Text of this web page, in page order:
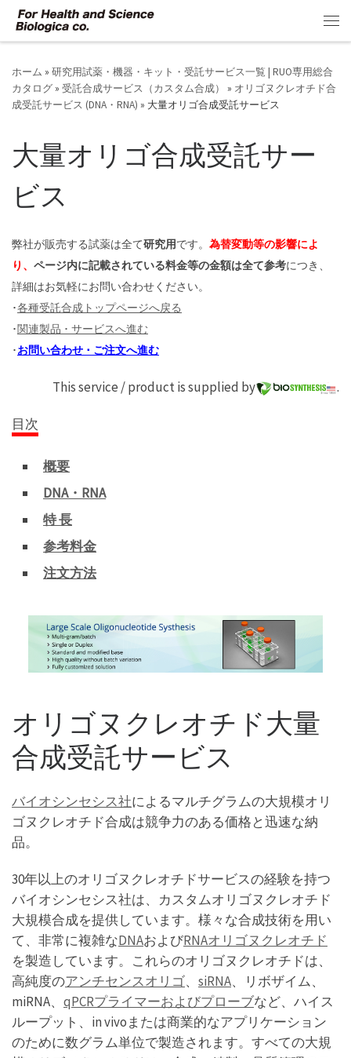
コンテンツへスキップ
ホーム » 研究用試薬・機器・キット・受託サービス一覧 | RUO専用総合
カタログ » 受託合成サービス（カスタム合成） » オリゴヌクレオチド合
成受託サービス (DNA・RNA) » 大量オリゴ合成受託サービス
大量オリゴ合成受託サー
ビス
弊社が販売する試薬は全て研究用です。 為替変動等の影響によ
り、 ページ内に記載されている料金等の金額は全て参考につき、
詳細はお気軽にお問い合わせください。
･各種受託合成トップページへ戻る
･関連製品 ･ サービスへ進む
･お問い合わせ ･ ご注文へ進む
This service / product is supplied by .
目次
概要
DNA・RNA
特 長
参考料金
注文方法
オリゴヌクレオチド大量
合成受託サービス
バイオシンセシス社によるマルチグラムの大規模オリ
ゴヌクレオチド合成は競争力のある価格と迅速な納
品。
30年以上のオリゴヌクレオチドサービスの経験を持つ
バイオシンセシス社は、カスタムオリゴヌクレオチド
大規模合成を提供しています。様々な合成技術を用い
て、非常に複雑なDNAおよびRNAオリゴヌクレオチド
を製造しています。これらのオリゴヌクレオチドは、
高純度のアンチセンスオリゴ、 siRNA、リボザイム、
miRNA、 qPCRプライマーおよびプローブなど、ハイス
ループット、in vivoまたは商業的なアプリケーション
のために数グラム単位で製造されます。すべての大規